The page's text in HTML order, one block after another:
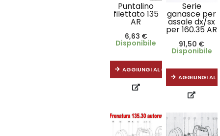
Puntalino
filettato 135
AR
6,63 €
Disponibile
AGGIUNGI AL CARRELLO
Serie
ganasce per
assale dx/sx
per 160.35 AR
91,50 €
Disponibile
AGGIUNGI AL